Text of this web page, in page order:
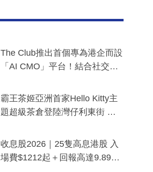
The Club推出首個專為港企而設
「AI CMO」平台！結合社交聆
分鐘生成「貼地」宣傳短片
霸王茶姬亞洲首家Hello Kitty主
題超級茶倉登陸灣仔利東街 推
y及香港限定特調系列
收息股2026｜25隻高息港股 入
場費$1212起＋回報高達9.89